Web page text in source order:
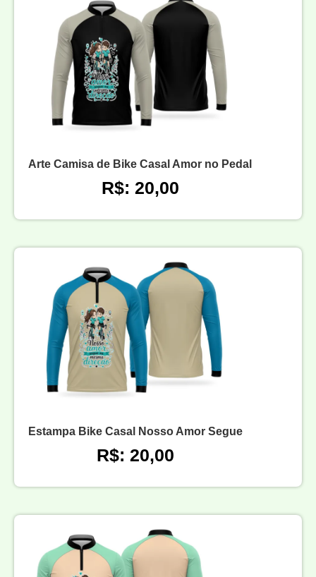
Arte Camisa de Bike Casal Amor no Pedal
R$: 20,00
Estampa Bike Casal Nosso Amor Segue
R$: 20,00